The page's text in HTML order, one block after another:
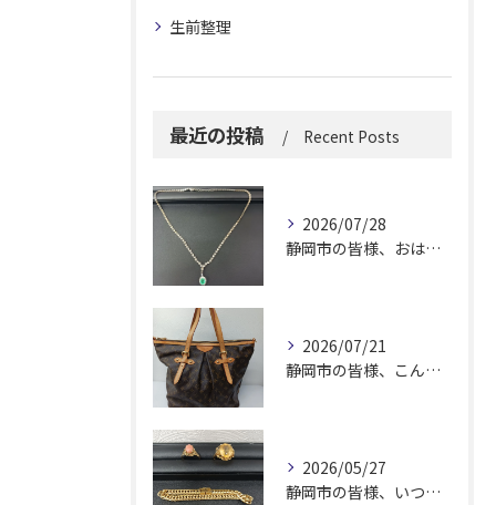
生前整理
最近の投稿 Recent Posts
2026/07/28
静岡市の皆様、おはようございます。
2026/07/21
静岡市の皆様、こんにちは！
2026/05/27
静岡市の皆様、いつも大変お世話になっております。